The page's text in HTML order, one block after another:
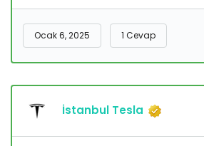
Ocak 6, 2025 1 Cevap
İstanbul Tesla